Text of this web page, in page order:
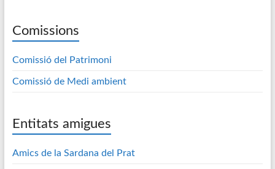
Comissions
Comissió del Patrimoni
Comissió de Medi ambient
Entitats amigues
Amics de la Sardana del Prat